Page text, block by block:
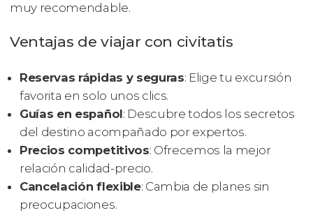
muy recomendable.
Ventajas de viajar con civitatis
Reservas rápidas y seguras: Elige tu excursión
favorita en solo unos clics.
Guías en español: Descubre todos los secretos
del destino acompañado por expertos.
Precios competitivos: Ofrecemos la mejor
relación calidad-precio.
Cancelación flexible: Cambia de planes sin
preocupaciones.